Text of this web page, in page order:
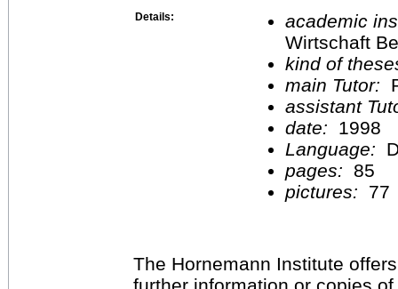
Details:
academic
Wirtschaft
kind of
main Tutor:
assistant
date:
1998
Language:
pages:
85
pictures:
77
The Hornemann Institute
further information or copies